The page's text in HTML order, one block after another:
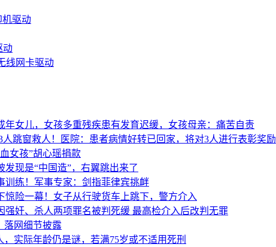
机驱动
动
线网卡驱动
年女儿，女孩多重残疾患有发育迟缓，女孩母亲：痛苦自责
跳窗救人！医院：患者病情好转已回家，将对3人进行表彰奖励
女孩”胡心瑶捐款
现是“中国造”，右翼跳出来了
训练！军事专家：剑指菲律宾挑衅
惊险一幕！女子从行驶货车上跳下，警方介入
强奸、杀人两项罪名被判死缓 最高检介入后改判无罪
落网细节披露
，实际年龄仍是谜，若满75岁或不适用死刑